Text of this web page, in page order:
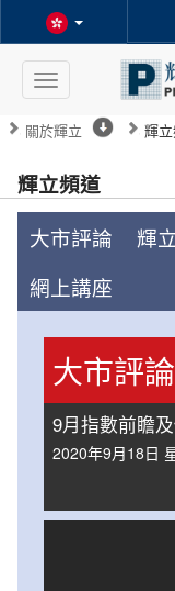
Toggle
navigation
關於輝立 輝
輝立頻道
大市評論 輝
網上講座
大市評論
9月指數前瞻
2020年9月18日